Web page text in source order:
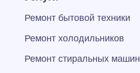
Ремонт бытовой техники
Ремонт холодильников
Ремонт стиральных машин